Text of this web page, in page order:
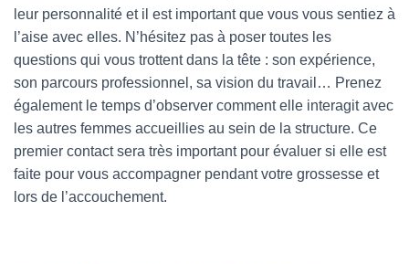
leur personnalité et il est important que vous vous sentiez à
l’aise avec elles. N’hésitez pas à poser toutes les
questions qui vous trottent dans la tête : son expérience,
son parcours professionnel, sa vision du travail… Prenez
également le temps d’observer comment elle interagit avec
les autres femmes accueillies au sein de la structure. Ce
premier contact sera très important pour évaluer si elle est
faite pour vous accompagner pendant votre grossesse et
lors de l’accouchement.